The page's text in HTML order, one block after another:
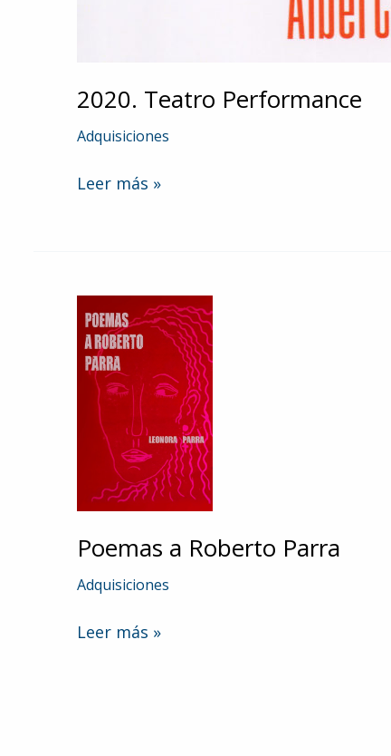
2020. Teatro Performance
Adquisiciones
2020.
Leer más »
Poemas a Roberto Parra
Adquisiciones
Poemas
Leer más »